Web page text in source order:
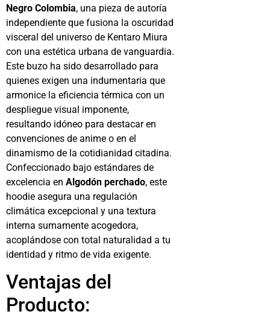
Negro Colombia, una pieza de autoría
independiente que fusiona la oscuridad
visceral del universo de Kentaro Miura
con una estética urbana de vanguardia.
Este buzo ha sido desarrollado para
quienes exigen una indumentaria que
armonice la eficiencia térmica con un
despliegue visual imponente,
resultando idóneo para destacar en
convenciones de anime o en el
dinamismo de la cotidianidad citadina.
Confeccionado bajo estándares de
excelencia en Algodón perchado, este
hoodie asegura una regulación
climática excepcional y una textura
interna sumamente acogedora,
acoplándose con total naturalidad a tu
identidad y ritmo de vida exigente.
Ventajas del
Producto: